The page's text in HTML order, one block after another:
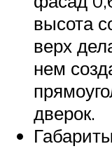
высота
верх
нем
дверок.